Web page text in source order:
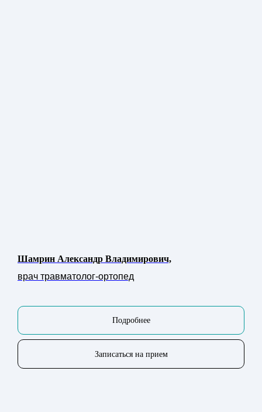
Шамрин Александр Владимирович,
врач травматолог-ортопед
Подробнее
Записаться на прием